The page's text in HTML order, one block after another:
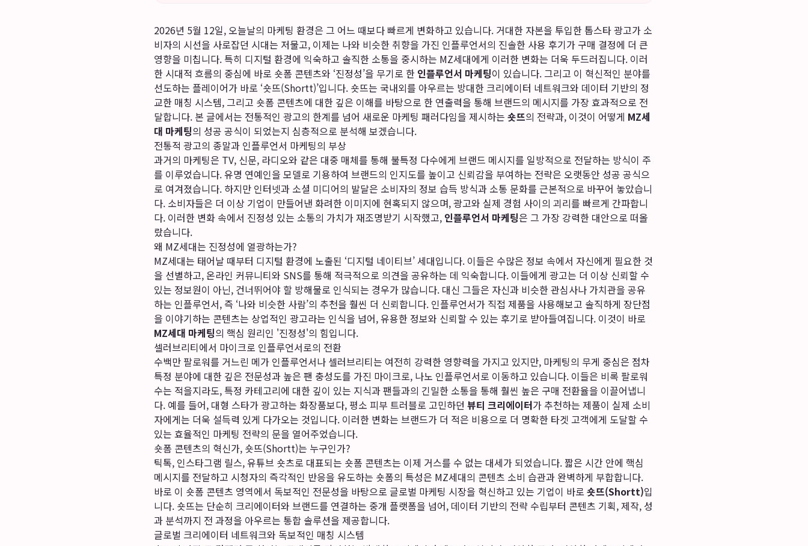
2026년 5월 12일, 오늘날의 마케팅 환경은 그 어느 때보다 빠르게 변화하고 있습니다. 거대한 자본을 투입한 톱스타 광고가 소
비자의 시선을 사로잡던 시대는 저물고, 이제는 나와 비슷한 취향을 가진 인플루언서의 진솔한 사용 후기가 구매 결정에 더 큰
영향을 미칩니다. 특히 디지털 환경에 익숙하고 솔직한 소통을 중시하는 MZ세대에게 이러한 변화는 더욱 두드러집니다. 이러
한 시대적 흐름의 중심에 바로 숏폼 콘텐츠와 ‘진정성’을 무기로 한 인플루언서 마케팅이 있습니다. 그리고 이 혁신적인 분야를
선도하는 플레이어가 바로 ‘숏뜨(Shortt)’입니다. 숏뜨는 국내외를 아우르는 방대한 크리에이터 네트워크와 데이터 기반의 정
교한 매칭 시스템, 그리고 숏폼 콘텐츠에 대한 깊은 이해를 바탕으로 한 연출력을 통해 브랜드의 메시지를 가장 효과적으로 전
달합니다. 본 글에서는 전통적인 광고의 한계를 넘어 새로운 마케팅 패러다임을 제시하는 숏뜨의 전략과, 이것이 어떻게 MZ세
대 마케팅의 성공 공식이 되었는지 심층적으로 분석해 보겠습니다.
전통적 광고의 종말과 인플루언서 마케팅의 부상
과거의 마케팅은 TV, 신문, 라디오와 같은 대중 매체를 통해 불특정 다수에게 브랜드 메시지를 일방적으로 전달하는 방식이 주
를 이루었습니다. 유명 연예인을 모델로 기용하여 브랜드의 인지도를 높이고 신뢰감을 부여하는 전략은 오랫동안 성공 공식으
로 여겨졌습니다. 하지만 인터넷과 소셜 미디어의 발달은 소비자의 정보 습득 방식과 소통 문화를 근본적으로 바꾸어 놓았습니
다. 소비자들은 더 이상 기업이 만들어낸 화려한 이미지에 현혹되지 않으며, 광고와 실제 경험 사이의 괴리를 빠르게 간파합니
다. 이러한 변화 속에서 진정성 있는 소통의 가치가 재조명받기 시작했고, 인플루언서 마케팅은 그 가장 강력한 대안으로 떠올
랐습니다.
왜 MZ세대는 진정성에 열광하는가?
MZ세대는 태어날 때부터 디지털 환경에 노출된 ‘디지털 네이티브’ 세대입니다. 이들은 수많은 정보 속에서 자신에게 필요한 것
을 선별하고, 온라인 커뮤니티와 SNS를 통해 적극적으로 의견을 공유하는 데 익숙합니다. 이들에게 광고는 더 이상 신뢰할 수
있는 정보원이 아닌, 건너뛰어야 할 방해물로 인식되는 경우가 많습니다. 대신 그들은 자신과 비슷한 관심사나 가치관을 공유
하는 인플루언서, 즉 ‘나와 비슷한 사람’의 추천을 훨씬 더 신뢰합니다. 인플루언서가 직접 제품을 사용해보고 솔직하게 장단점
을 이야기하는 콘텐츠는 상업적인 광고라는 인식을 넘어, 유용한 정보와 신뢰할 수 있는 후기로 받아들여집니다. 이것이 바로
MZ세대 마케팅의 핵심 원리인 '진정성'의 힘입니다.
셀러브리티에서 마이크로 인플루언서로의 전환
수백만 팔로워를 거느린 메가 인플루언서나 셀러브리티는 여전히 강력한 영향력을 가지고 있지만, 마케팅의 무게 중심은 점차
특정 분야에 대한 깊은 전문성과 높은 팬 충성도를 가진 마이크로, 나노 인플루언서로 이동하고 있습니다. 이들은 비록 팔로워
수는 적을지라도, 특정 카테고리에 대한 깊이 있는 지식과 팬들과의 긴밀한 소통을 통해 훨씬 높은 구매 전환율을 이끌어냅니
다. 예를 들어, 대형 스타가 광고하는 화장품보다, 평소 피부 트러블로 고민하던 뷰티 크리에이터가 추천하는 제품이 실제 소비
자에게는 더욱 설득력 있게 다가오는 것입니다. 이러한 변화는 브랜드가 더 적은 비용으로 더 명확한 타겟 고객에게 도달할 수
있는 효율적인 마케팅 전략의 문을 열어주었습니다.
숏폼 콘텐츠의 혁신가, 숏뜨(Shortt)는 누구인가?
틱톡, 인스타그램 릴스, 유튜브 숏츠로 대표되는 숏폼 콘텐츠는 이제 거스를 수 없는 대세가 되었습니다. 짧은 시간 안에 핵심
메시지를 전달하고 시청자의 즉각적인 반응을 유도하는 숏폼의 특성은 MZ세대의 콘텐츠 소비 습관과 완벽하게 부합합니다.
바로 이 숏폼 콘텐츠 영역에서 독보적인 전문성을 바탕으로 글로벌 마케팅 시장을 혁신하고 있는 기업이 바로 숏뜨(Shortt)입
니다. 숏뜨는 단순히 크리에이터와 브랜드를 연결하는 중개 플랫폼을 넘어, 데이터 기반의 전략 수립부터 콘텐츠 기획, 제작, 성
과 분석까지 전 과정을 아우르는 통합 솔루션을 제공합니다.
글로벌 크리에이터 네트워크와 독보적인 매칭 시스템